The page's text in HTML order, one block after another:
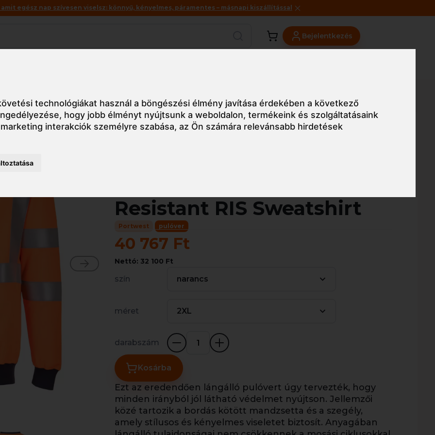
technológiákat használ a böngészési élmény javítása érdekében a következő
, hogy jobb élményt nyújtsunk a weboldalon,termékeink és szolgáltatásaink
interakciók személyre szabása,az Ön számára relevánsabb hirdetések
egész nap szívesen viselsz: könnyű, kényelmes, páramentes – másnapi kiszállítással
Bejelentkezés
Resistant RIS Sweatshirt
Portwest pulóver
40 767 Ft
Nettó: 32 100 Ft
szín narancs
méret 2XL
darabszám
Kosárba
Ezt az eredendően lángálló pulóvert úgy tervezték, hogy
minden irányból jól látható védelmet nyújtson. Jellemzői
közé tartozik a bordás kötött mandzsetta és a szegély,
amely stílusos és kényelmes viseletet biztosít. Anyagában